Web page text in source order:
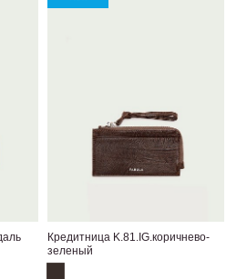
Кредитница K.81.IG.коричнево-
зеленый